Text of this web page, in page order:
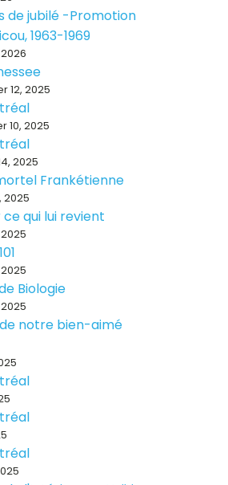
de jubilé -Promotion
1963-1969
12, 2025
10, 2025
2025
Frankétienne
2025
ce qui lui revient
Biologie
notre bien-aimé